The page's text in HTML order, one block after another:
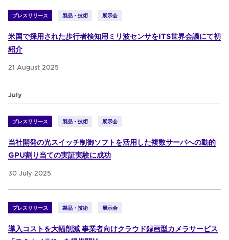
プレスリリース 製品・技術 展示会
米国で採用された歩行者検知用ミリ波センサをITS世界会議にて初
紹介
21 August 2025
July
プレスリリース 製品・技術 展示会
当社開発の光スイッチ制御ソフトを活用した複数サーバへの動的
GPU割り当ての実証実験に成功
30 July 2025
プレスリリース 製品・技術 展示会
導入コストを大幅削減 事業者向けクラウド録画型カメラサービス